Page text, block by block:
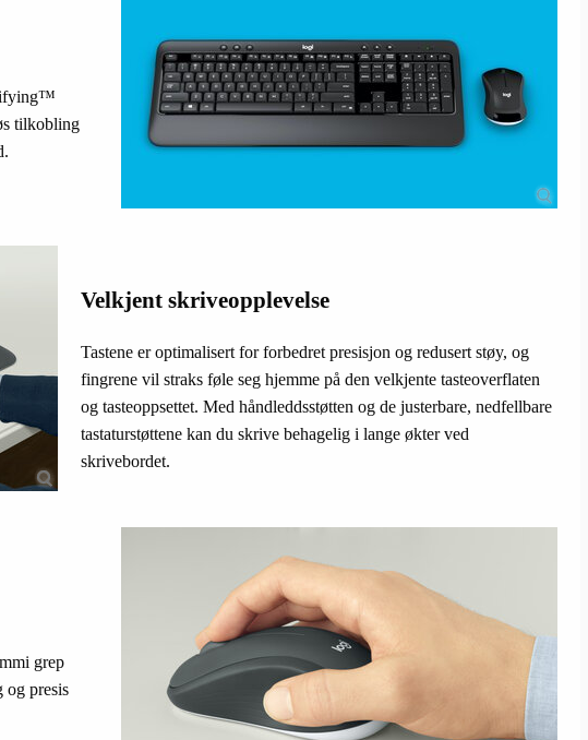
tilkobling
Velkjent skriveopplevelse
Tastene er optimalisert for forbedret presisjon og redusert støy, og
fingrene vil straks føle seg hjemme på den velkjente tasteoverflaten
og tasteoppsettet. Med håndleddsstøtten og de justerbare, nedfellbare
tastaturstøttene kan du skrive behagelig i lange økter ved
skrivebordet.
grep
og presis